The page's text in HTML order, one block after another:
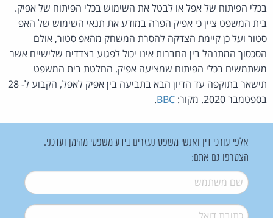
בכלי הפיתוח של אפל או לבטל את השימוש בכלי הפיתוח של אפיק.
בית המשפט ציין כי אפיק הפרה במודע את תנאי השימוש של האפ
סטור ועל כן קיימת הצדקה להסרת המשחק מהאפ סטור, אולם
הסכסוך המתנהל בין החברות אינו יכול לפגוע בצדדים שלישיים אשר
משתמשים בכלי הפיתוח שמציעה אפיק. החלטת בית המשפט
תישאר בתוקפה עד הדיון הבא בתביעה בין אפיק לאפל, הקבוע ל- 28
בספטמבר 2020. מקור:
BBC
.
אלפי עורכי דין ואנשי משפט נעזרים בידע משפטי מהימן ועדכני.
הצטרפו גם אתם:
שם משתמש*
דואל*